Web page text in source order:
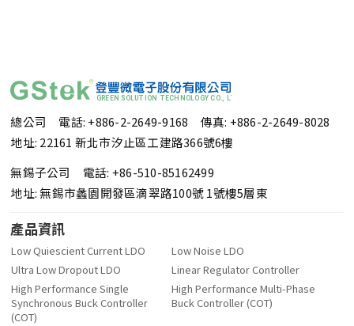
總公司 電話: +886-2-2649-9168
傳真: +886-2-2649-8028
地址: 22161 新北市汐止區工建路366號6樓
無錫子公司 電話: +86-510-85162499
地址: 無錫市蠡園開發區滴翠路100號 1號樓5層東
產品資訊
Low Quiescient Current LDO
Low Noise LDO
Ultra Low Dropout LDO
Linear Regulator Controller
High Performance Single
Synchronous Buck Controller
(COT)
High Performance Multi-Phase
Buck Controller (COT)